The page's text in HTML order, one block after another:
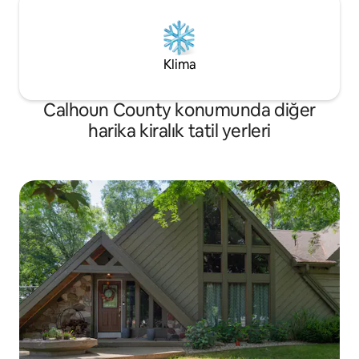
Klima
Calhoun County konumunda diğer
harika kiralık tatil yerleri